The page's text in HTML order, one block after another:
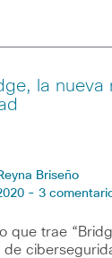
la
Briseño
- 3
que trae
de